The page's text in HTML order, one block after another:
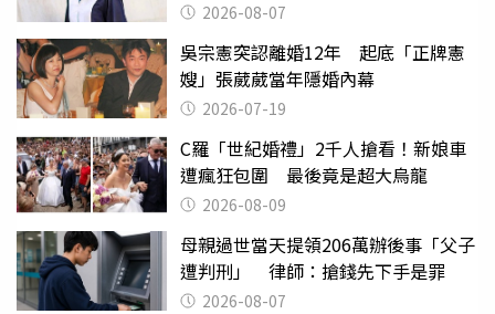
2026-08-07
吳宗憲突認離婚12年 起底「正牌憲
嫂」張葳葳當年隱婚內幕
2026-07-19
C羅「世紀婚禮」2千人搶看！新娘車
遭瘋狂包圍 最後竟是超大烏龍
2026-08-09
母親過世當天提領206萬辦後事「父子
遭判刑」 律師：搶錢先下手是罪
2026-08-07